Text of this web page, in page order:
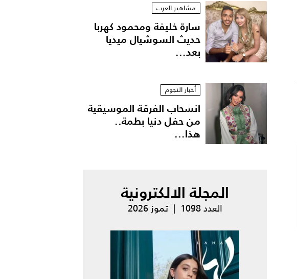
دينا عادل وزوجها
مشاهير العرب
سارة خليفة ومحمود كهربا
حديث السوشيال ميديا
بعد...
أخبار النجوم
انسحاب الفرقة الموسيقية
من حفل دنيا بطمة..
هذا...
المجلة الالكترونية
العدد 1098 | تموز 2026